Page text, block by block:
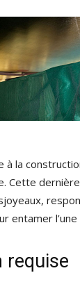
à la
Cette
entamer
requise